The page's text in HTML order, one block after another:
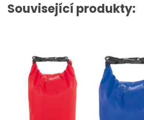
Související produkty: